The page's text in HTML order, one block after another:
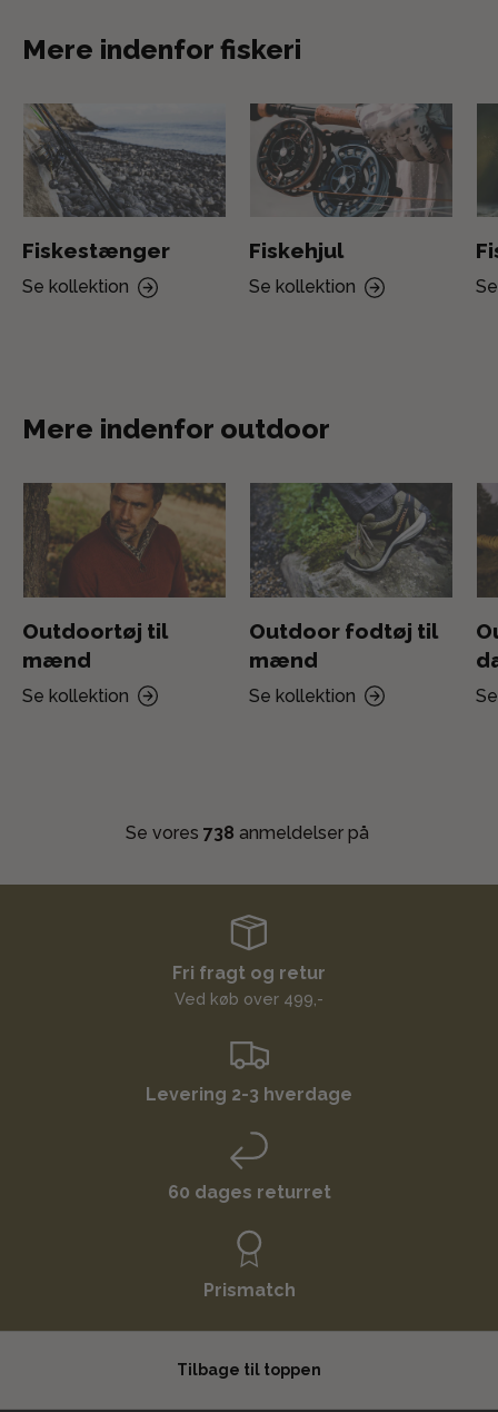
Mere indenfor fiskeri
Fiskestænger
Se kollektion
Fiskehjul
Se kollektion
Mere indenfor outdoor
Outdoortøj til
mænd
Se kollektion
Outdoor fodtøj til
mænd
Se kollektion
Se vores 738 anmeldelser på
Fri fragt og retur
Ved køb over 499,-
Levering 2-3 hverdage
60 dages returret
Prismatch
Tilbage til toppen